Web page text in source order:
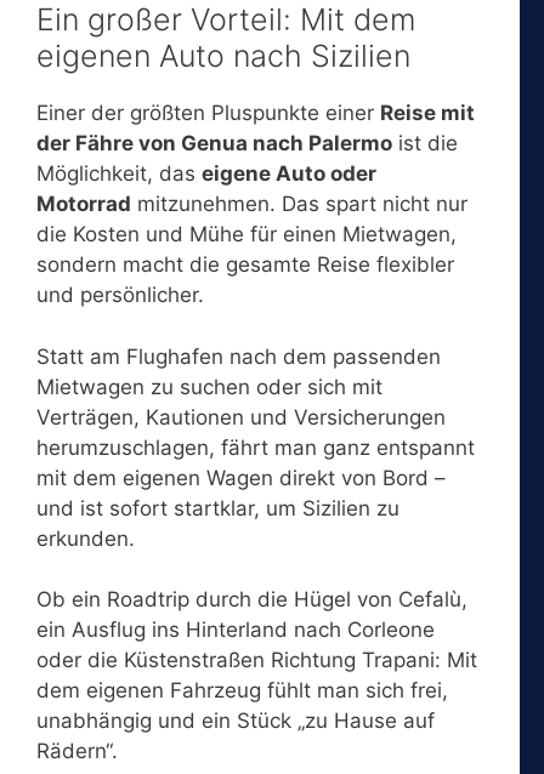
Ein großer Vorteil: Mit dem
eigenen Auto nach Sizilien
Einer der größten Pluspunkte einer Reise mit
der Fähre von Genua nach Palermo ist die
Möglichkeit, das eigene Auto oder
Motorrad mitzunehmen. Das spart nicht nur
die Kosten und Mühe für einen Mietwagen,
sondern macht die gesamte Reise flexibler
und persönlicher.
Statt am Flughafen nach dem passenden
Mietwagen zu suchen oder sich mit
Verträgen, Kautionen und Versicherungen
herumzuschlagen, fährt man ganz entspannt
mit dem eigenen Wagen direkt von Bord –
und ist sofort startklar, um Sizilien zu
erkunden.
Ob ein Roadtrip durch die Hügel von Cefalù,
ein Ausflug ins Hinterland nach Corleone
oder die Küstenstraßen Richtung Trapani: Mit
dem eigenen Fahrzeug fühlt man sich frei,
unabhängig und ein Stück „zu Hause auf
Rädern“.